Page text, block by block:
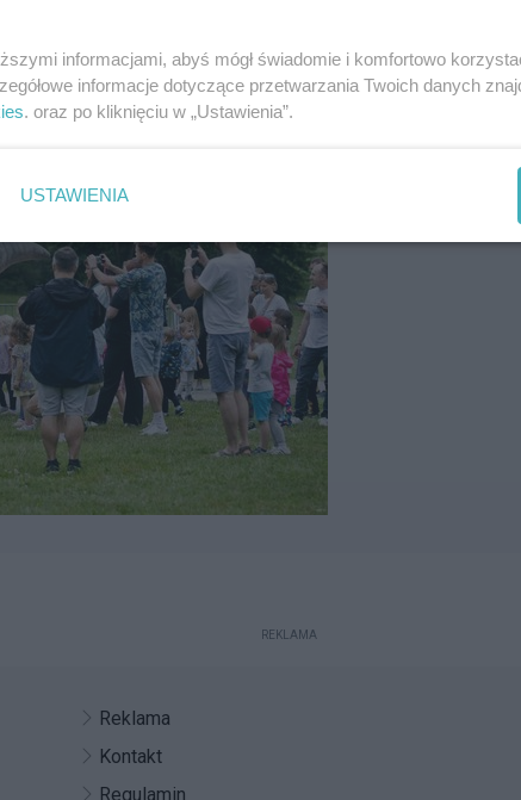
REKLAMA
Reklama
Kontakt
Regulamin
informacjami, abyś mógł świadomie i komfortowo
informacje dotyczące przetwarzania Twoich danych
. oraz po kliknięciu w „Ustawienia”.
USTAWIENIA